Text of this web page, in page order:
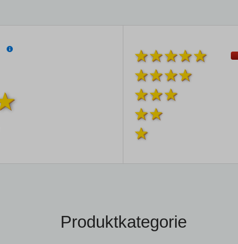
Produktkategorie